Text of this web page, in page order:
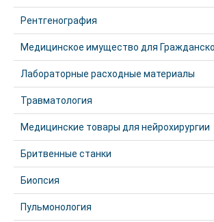
Рентгенография
Медицинское имущество для
Лабораторные расходные материалы
Травматология
Медицинские товары для нейрохирургии
Бритвенные станки
Биопсия
Пульмонология